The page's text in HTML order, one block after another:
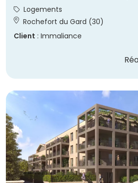
Logements
Rochefort du Gard (30)
Client : Immaliance